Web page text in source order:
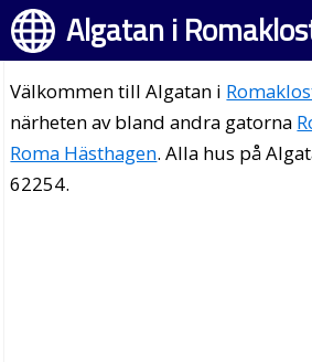
Algatan i
Välkommen till Algatan i
närheten av bland andra gatorna
Roma Hästhagen. Alla hus på
62254.